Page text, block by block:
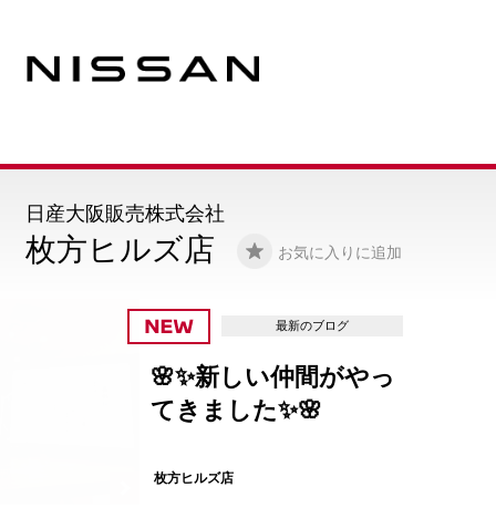
枚方ヒルズ店 お気に入りに追加
日産大阪販売株式会社
最新のブログ
🌸✨新しい仲間がやっ
てきました✨🌸
枚方ヒルズ店